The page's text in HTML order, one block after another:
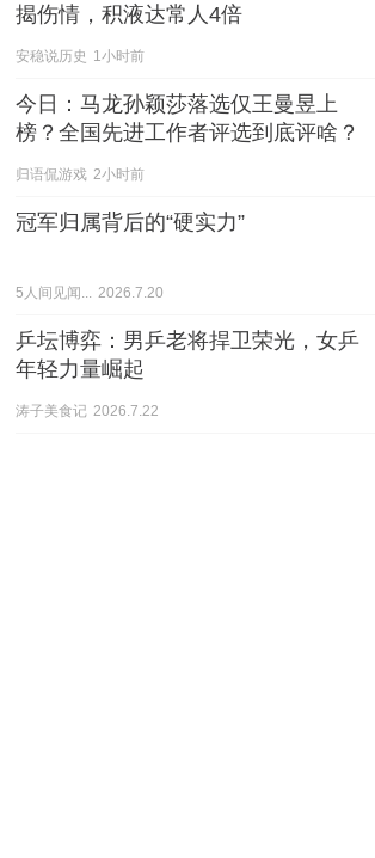
揭伤情，积液达常人4倍
安稳说历史 1小时前
今日：马龙孙颖莎落选仅王曼昱上
榜？全国先进工作者评选到底评啥？
归语侃游戏 2小时前
冠军归属背后的“硬实力”
5人间见闻... 2026.7.20
乒坛博弈：男乒老将捍卫荣光，女乒
年轻力量崛起
涛子美食记 2026.7.22